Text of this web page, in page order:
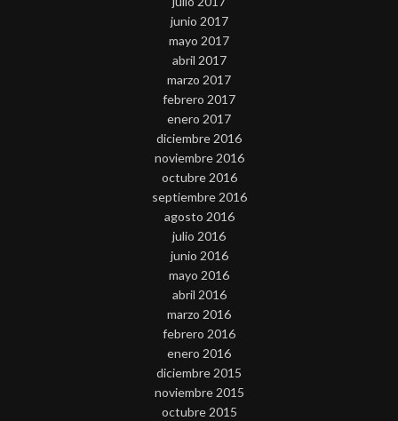
junio 2017
mayo 2017
abril 2017
marzo 2017
febrero 2017
enero 2017
diciembre 2016
noviembre 2016
octubre 2016
septiembre 2016
agosto 2016
julio 2016
junio 2016
mayo 2016
abril 2016
marzo 2016
febrero 2016
enero 2016
diciembre 2015
noviembre 2015
octubre 2015